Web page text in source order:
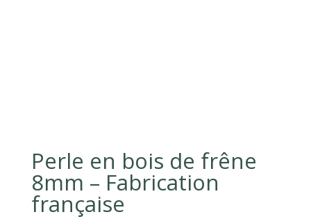
Perle en bois de frêne
8mm – Fabrication
française